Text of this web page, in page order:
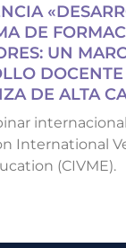
DE
UN
DE ALTA
International
(CIVME).